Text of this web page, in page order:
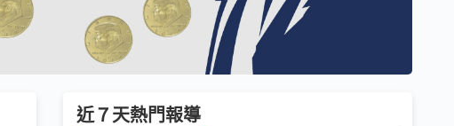
近７天熱門報導